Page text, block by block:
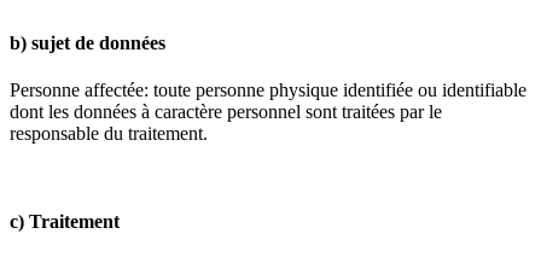
b) sujet de données
Personne affectée: toute personne physique identifiée ou identifiable
dont les données à caractère personnel sont traitées par le
responsable du traitement.
c) Traitement